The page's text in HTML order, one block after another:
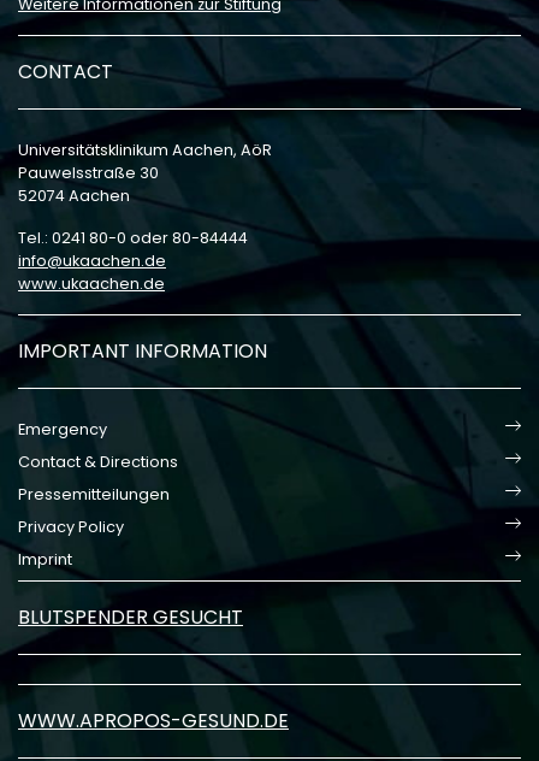
Weitere Informationen zur Stiftung
CONTACT
Universitätsklinikum Aachen, AöR
Pauwelsstraße 30
52074 Aachen
Tel.: 0241 80-0 oder 80-84444
info
ukaachen de
www.ukaachen.de
IMPORTANT INFORMATION
Emergency
Contact & Directions
Pressemitteilungen
Privacy Policy
Imprint
BLUTSPENDER GESUCHT
WWW.APROPOS-GESUND.DE